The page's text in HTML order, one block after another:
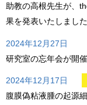
助教の高根先生が、
果を発表いたしました
2024年12月27日
研究室の忘年会が開
2024年12月17日
腹膜偽粘液腫の起源